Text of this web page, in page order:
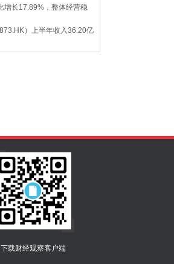
下载财经观察客户端